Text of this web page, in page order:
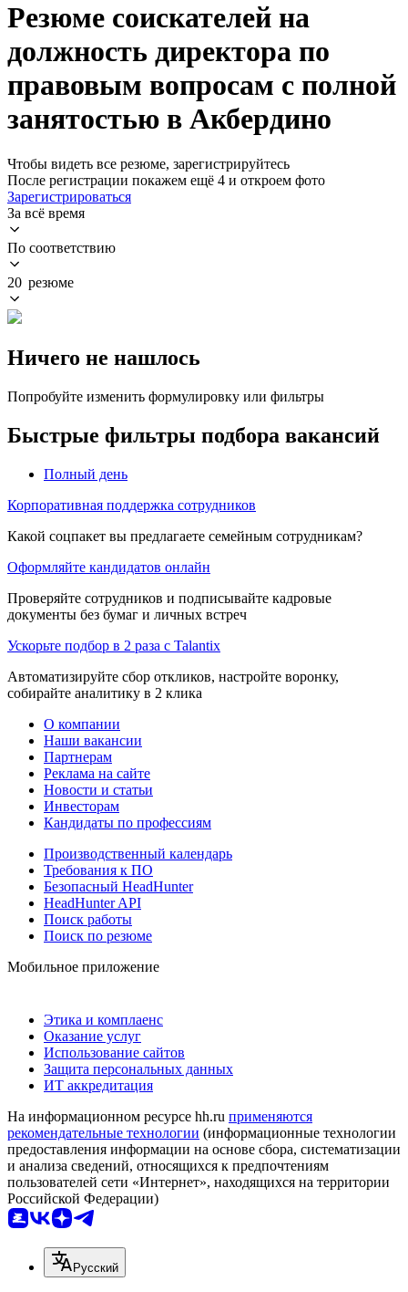
Резюме соискателей на
должность директора по
правовым вопросам с полной
занятостью в Акбердино
Чтобы видеть все резюме, зарегистрируйтесь
После регистрации покажем ещё 4 и откроем фото
Зарегистрироваться
За всё время
По соответствию
20 резюме
Ничего не нашлось
Попробуйте изменить формулировку или фильтры
Быстрые фильтры подбора вакансий
Полный день
Корпоративная поддержка сотрудников
Какой соцпакет вы предлагаете семейным сотрудникам?
Оформляйте кандидатов онлайн
Проверяйте сотрудников и подписывайте кадровые
документы без бумаг и личных встреч
Ускорьте подбор в 2 раза с Talantix
Автоматизируйте сбор откликов, настройте воронку,
собирайте аналитику в 2 клика
О компании
Наши вакансии
Партнерам
Реклама на сайте
Новости и статьи
Инвесторам
Кандидаты по профессиям
Производственный календарь
Требования к ПО
Безопасный HeadHunter
HeadHunter API
Поиск работы
Поиск по резюме
Мобильное приложение
Этика и комплаенс
Оказание услуг
Использование сайтов
Защита персональных данных
ИТ аккредитация
На информационном ресурсе hh.ru применяются
рекомендательные технологии (информационные технологии
предоставления информации на основе сбора, систематизации
и анализа сведений, относящихся к предпочтениям
пользователей сети «Интернет», находящихся на территории
Российской Федерации)
Русский